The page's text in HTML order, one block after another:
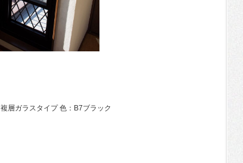
層ガラスタイプ 色：B7ブラック